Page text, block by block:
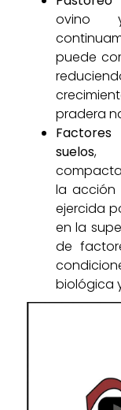
ovino
puede
pradera
suelos,
la acción
ejercida
en la
de
biológica